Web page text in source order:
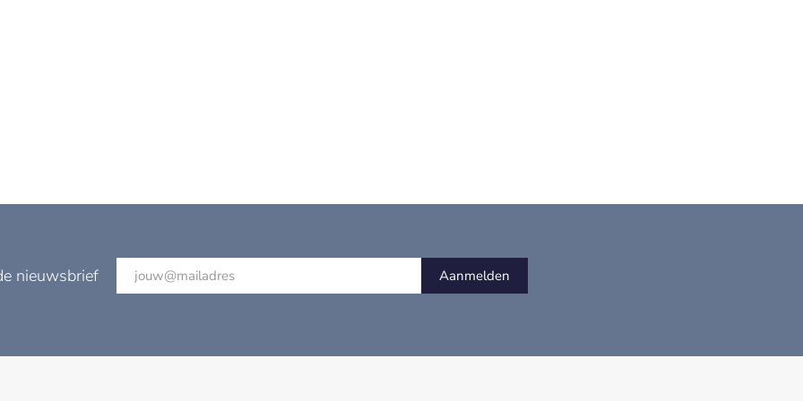
nieuwsbrief Aanmelden